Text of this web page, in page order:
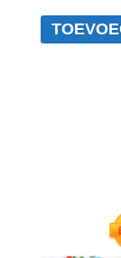
was: